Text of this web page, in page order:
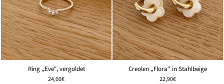
Ring „Eve“, vergoldet
24,00€
Creolen „Flora“ in Stahlbeige
22,90€